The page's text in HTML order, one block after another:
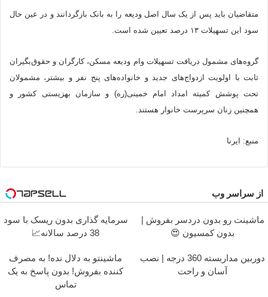
متقاضیان باید پس از یک سال اصل ودیعه را به بانک بازگردانند و در عین حال
سود این تسهیلات ۱۳ درصد تعیین شده است.
گروه‌های مشمول دریافت تسهیلات وام ودیعه مسکن، کارگران و حقوق‌بگیران
ثابت با اولویت ازدواج‌های جدید و خانواده‌های پنج نفر و بیشتر، مشمولان
تحت پوشش کمیته امداد امام خمینی‌(ره) و سازمان بهزیستی کشور و
همچنین زنان سرپرست خانوار هستند.
منبع: ایرنا
از سراسر وب
ماشینت رو بدون دردسر بفروش |
بدون کمسیون 😍
سرمایه گذاری بدون ریسک با سود
38 درصد سالانه📈
دوربین مداربسته 360 درجه | نصب
آسان و راحت
ماشینتو به دلال نده! به مصرف
کننده بفروش! بدون پاسخ به یک
تماس